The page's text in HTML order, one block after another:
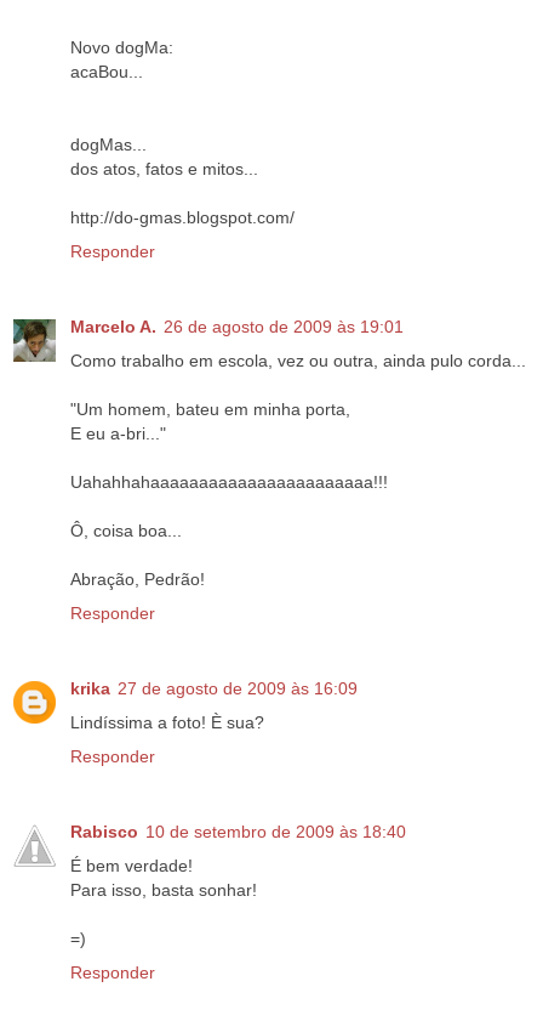
Novo dogMa:
acaBou...
dogMas...
dos atos, fatos e mitos...
http://do-gmas.blogspot.com/
Responder
Marcelo A. 26 de agosto de 2009 às 19:01
Como trabalho em escola, vez ou outra, ainda pulo corda...
"Um homem, bateu em minha porta,
E eu a-bri..."
Uahahhahaaaaaaaaaaaaaaaaaaaaaaa!!!
Ô, coisa boa...
Abração, Pedrão!
Responder
krika 27 de agosto de 2009 às 16:09
Lindíssima a foto! È sua?
Responder
Rabisco 10 de setembro de 2009 às 18:40
É bem verdade!
Para isso, basta sonhar!
=)
Responder